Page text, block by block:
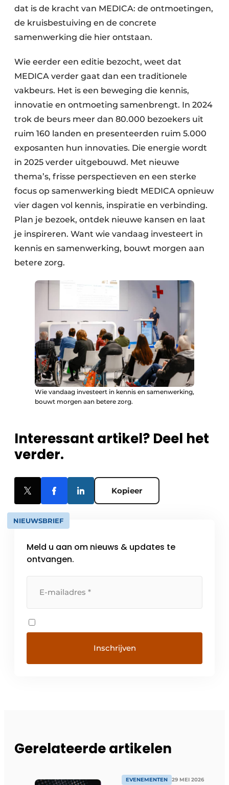
dat is de kracht van MEDICA: de ontmoetingen,
de kruisbestuiving en de concrete
samenwerking die hier ontstaan.
Wie eerder een editie bezocht, weet dat
MEDICA verder gaat dan een traditionele
vakbeurs. Het is een beweging die kennis,
innovatie en ontmoeting samenbrengt. In 2024
trok de beurs meer dan 80.000 bezoekers uit
ruim 160 landen en presenteerden ruim 5.000
exposanten hun innovaties. Die energie wordt
in 2025 verder uitgebouwd. Met nieuwe
thema’s, frisse perspectieven en een sterke
focus op samenwerking biedt MEDICA opnieuw
vier dagen vol kennis, inspiratie en verbinding.
Plan je bezoek, ontdek nieuwe kansen en laat
je inspireren. Want wie vandaag investeert in
kennis en samenwerking, bouwt morgen aan
betere zorg.
Wie vandaag investeert in kennis en samenwerking,
bouwt morgen aan betere zorg.
Interessant artikel? Deel het
verder.
Kopieer
NIEUWSBRIEF
Meld u aan om nieuws & updates te
ontvangen.
Gerelateerde artikelen
EVENEMENTEN 29 MEI 2026